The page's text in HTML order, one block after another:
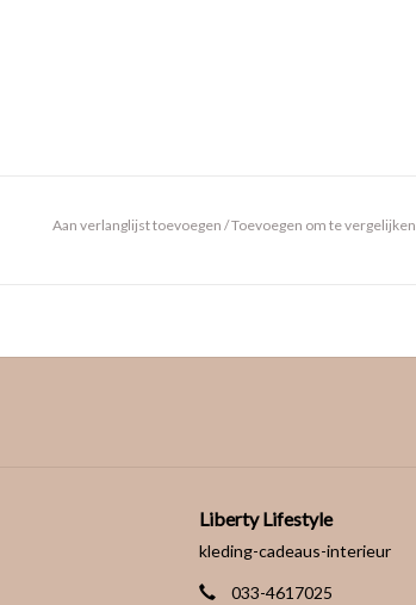
Aan verlanglijst toevoegen /Toevoegen om te vergelijken
Liberty Lifestyle
kleding-cadeaus-interieur
033-4617025